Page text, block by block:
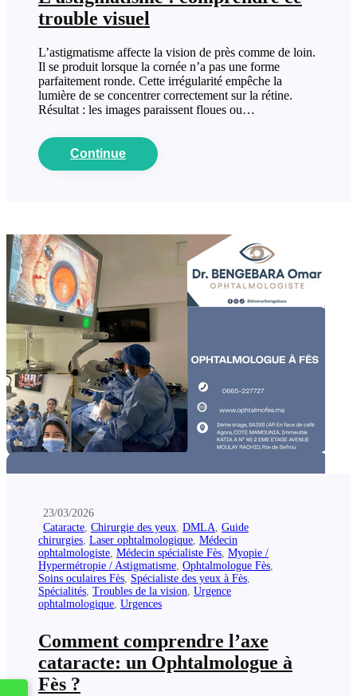
trouble visuel
L’astigmatisme affecte la vision de près comme de loin.
Il se produit lorsque la cornée n’a pas une forme
parfaitement ronde. Cette irrégularité empêche la
lumière de se concentrer correctement sur la rétine.
Résultat : les images paraissent floues ou…
Continue
23/03/2026
Cataracte, Chirurgie des yeux, DMLA, Guide
chirurgies, Laser ophtalmologique, Médecin
ophtalmologiste, Médecin spécialiste Fès, Myopie /
Hypermétropie / Astigmatisme, Ophtalmologue Fès,
Soins oculaires Fès, Spécialiste des yeux à Fès,
Spécialités, Troubles de la vision, Urgence
ophtalmologique, Urgences
Comment comprendre l’axe
cataracte: un Ophtalmologue à
Fès ?